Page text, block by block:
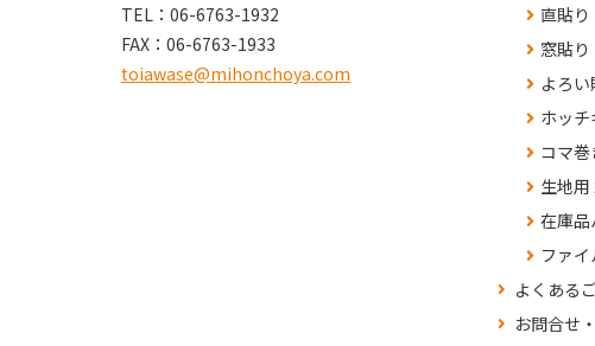
TEL： 06-6763-1932
FAX： 06-6763-1933
toiawase@mihonchoya.com
直貼り
窓貼り
よろい
ホッチ
コマ巻
生地用
在庫品
ファイ
よくある
お問合せ